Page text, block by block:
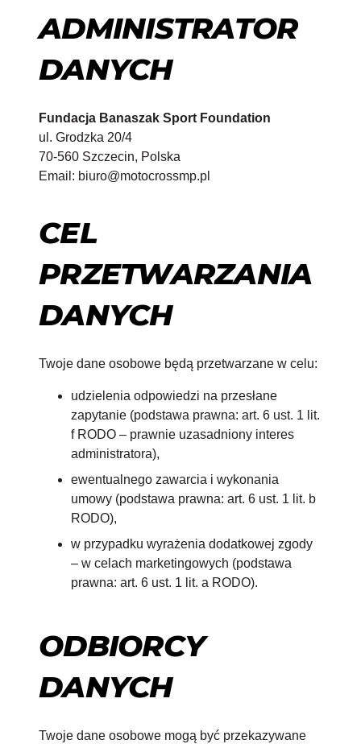
ADMINISTRATOR
DANYCH
Fundacja Banaszak Sport Foundation
ul. Grodzka 20/4
70-560 Szczecin, Polska
Email: biuro@motocrossmp.pl
CEL
PRZETWARZANIA
DANYCH
Twoje dane osobowe będą przetwarzane w celu:
udzielenia odpowiedzi na przesłane
zapytanie (podstawa prawna: art. 6 ust. 1 lit.
f RODO – prawnie uzasadniony interes
administratora),
ewentualnego zawarcia i wykonania
umowy (podstawa prawna: art. 6 ust. 1 lit. b
RODO),
w przypadku wyrażenia dodatkowej zgody
– w celach marketingowych (podstawa
prawna: art. 6 ust. 1 lit. a RODO).
ODBIORCY
DANYCH
Twoje dane osobowe mogą być przekazywane